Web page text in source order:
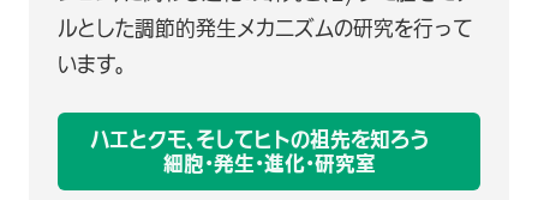
ルとした調節的発生メカニズムの研究を行って
います。
ハエとクモ、そしてヒトの祖先を知ろう
細胞・発生・進化・研究室